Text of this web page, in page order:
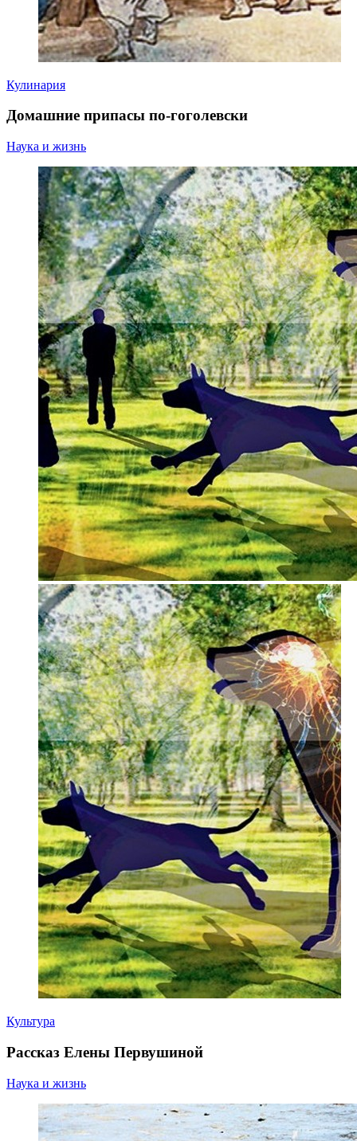
Кулинария
Домашние припасы по-гоголевски
Наука и жизнь
Культура
Рассказ Елены Первушиной
Наука и жизнь